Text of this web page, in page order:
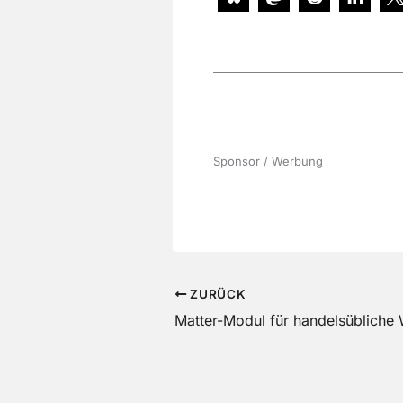
Sponsor / Werbung
ZURÜCK
Matter-Modul für handelsübliche